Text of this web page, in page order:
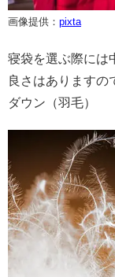
画像提供： pixta
寝袋を選ぶ際には
良さはありますの
ダウン（羽毛）